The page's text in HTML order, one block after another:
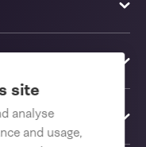
site
analyse
and usage,